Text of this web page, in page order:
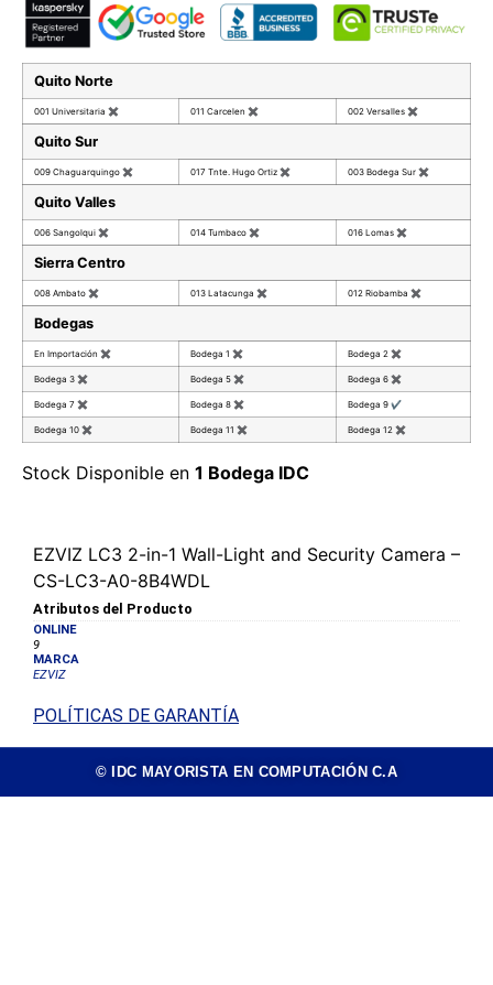
Quito Norte
001 Universitaria ✖ 011 Carcelen ✖ 002 Versalles ✖
Quito Sur
009 Chaguarquingo ✖ 017 Tnte. Hugo Ortiz ✖ 003 Bodega Sur ✖
Quito Valles
006 Sangolqui ✖ 014 Tumbaco ✖ 016 Lomas ✖
Sierra Centro
008 Ambato ✖ 013 Latacunga ✖ 012 Riobamba ✖
Bodegas
En Importación ✖ Bodega 1 ✖ Bodega 2 ✖
Bodega 3 ✖ Bodega 5 ✖ Bodega 6 ✖
Bodega 7 ✖ Bodega 8 ✖ Bodega 9 ✔
Bodega 10 ✖ Bodega 11 ✖ Bodega 12 ✖
Stock Disponible en 1 Bodega IDC
EZVIZ LC3 2-in-1 Wall-Light and Security Camera –
CS-LC3-A0-8B4WDL
Atributos del Producto
ONLINE
9
MARCA
EZVIZ
POLÍTICAS DE GARANTÍA
© IDC MAYORISTA EN COMPUTACIÓN C.A